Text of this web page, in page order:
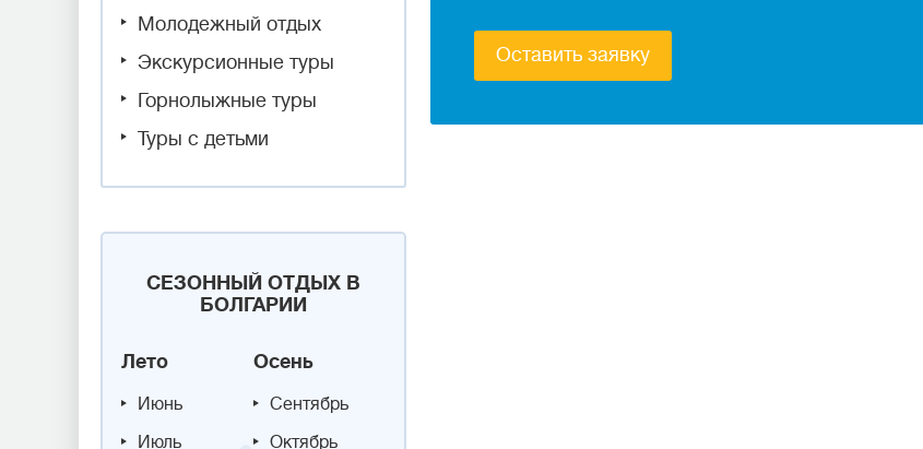
Молодежный отдых
Экскурсионные туры
Горнолыжные туры
Туры с детьми
СЕЗОННЫЙ ОТДЫХ В
БОЛГАРИИ
Лето
Июнь
Июль
Осень
Сентябрь
Октябрь
Оставить заявку